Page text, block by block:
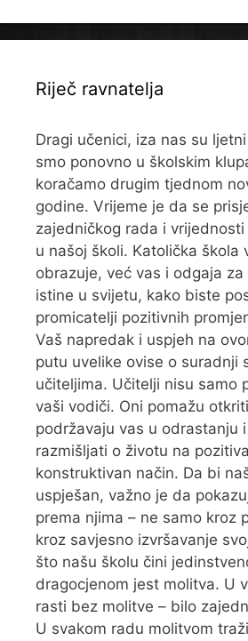
Riječ ravnatelja
Dragi učenici, iza nas su
smo ponovno u školskim
koračamo drugim tjednom
godine. Vrijeme je da se
zajedničkog rada i
u našoj školi. Katolička škola
obrazuje, već vas i odgaja
istine u svijetu, kako biste
promicatelji pozitivnih
Vaš napredak i uspjeh na
putu uvelike ovise o suradnji
učiteljima. Učitelji nisu samo
vaši vodiči. Oni pomažu
podržavaju vas u odrastanju
razmišljati o životu na
konstruktivan način. Da bi
uspješan, važno je da
prema njima – ne samo kroz
kroz savjesno izvršavanje
što našu školu čini
dragocjenom jest molitva. U
rasti bez molitve – bilo
U svakom radu molitvom